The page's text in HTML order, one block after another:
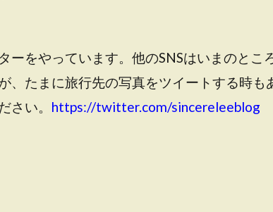
ーをやっています。他のSNSはいまのとこ
、たまに旅行先の写真をツイートする時も
さい。 https://twitter.com/sincereleeblog